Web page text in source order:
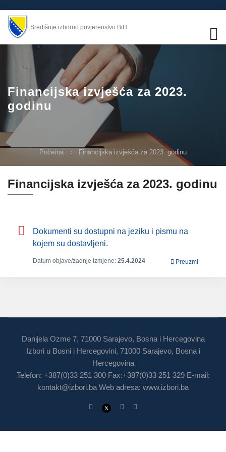
Središnje izborno povjerenstvo BiH
Financijska izvješća za 2023.
godinu
Početna Financijska izvješća za 2023. godinu
Financijska izvješća za 2023. godinu
Dokumenti su dostupni na jeziku i pismu na
kojem su dostavljeni.
Datum objave/zadnje izmjene: 25.4.2024 Preuzmi
Danijela Ozme 7, 71000 Sarajevo, Bosna i Hercegovina
Izbori u Bosni i Hercegovini, 71000 Sarajevo, Bosna i
Hercegovina
Telefon: +387(0)33 251 300 Fax:+387(0)33 251 329 E-mail:
kontakt@izbori.ba Web adresa: www.izbori.ba